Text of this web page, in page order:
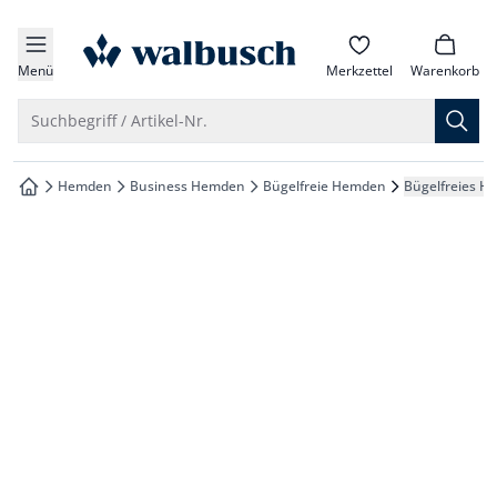
springen
springen
springen
springen
Menü zur Startseite Merkzettel Warenkorb
Suchbegriff / Artikel-Nr.
zur Startseite
Hemden Business Hemden Bügelfreie Hemden Bügelfreies